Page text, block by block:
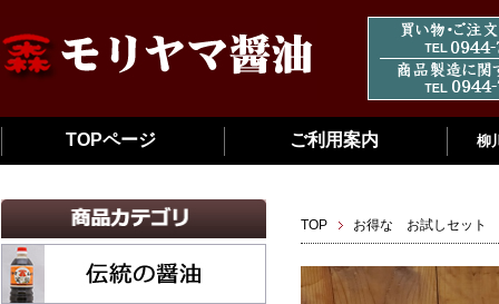
TOPページ ご利用案内 柳
TOP お得な お試しセット